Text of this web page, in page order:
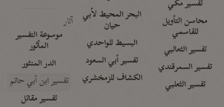
تفسير مكّي
محاسن التأويل
للقاسمي
تفسير الثعالبي
تفسير السمرقندي
تفسير الثعلبي
البحر المحيط لأبي
حيان
البسيط للواحدي
تفسير أبي السعود
الكشاف للزمخشري
آثار
موسوعة التفسير
المأثور
الدر المنثور
تفسير ابن أبي حاتم
تفسير مقاتل